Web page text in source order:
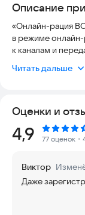
Описание
«Онлайн-рация
в режиме онлайн-
к каналам и
между
Читать дальше
Оценки и
Рейтинг:
4,9 77 оценок
Виктор
Даже